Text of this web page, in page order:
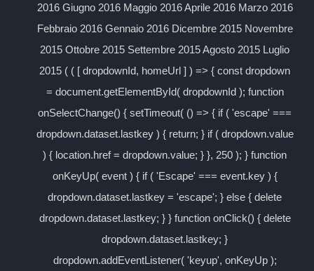
2016 Giugno 2016 Maggio 2016 Aprile 2016 Marzo 2016
Febbraio 2016 Gennaio 2016 Dicembre 2015 Novembre
2015 Ottobre 2015 Settembre 2015 Agosto 2015 Luglio
2015 ( ( [ dropdownId, homeUrl ] ) => { const dropdown
= document.getElementById( dropdownId ); function
onSelectChange() { setTimeout( () => { if ( 'escape' ===
dropdown.dataset.lastkey ) { return; } if ( dropdown.value
) { location.href = dropdown.value; } }, 250 ); } function
onKeyUp( event ) { if ( 'Escape' === event.key ) {
dropdown.dataset.lastkey = 'escape'; } else { delete
dropdown.dataset.lastkey; } } function onClick() { delete
dropdown.dataset.lastkey; }
dropdown.addEventListener( 'keyup', onKeyUp );